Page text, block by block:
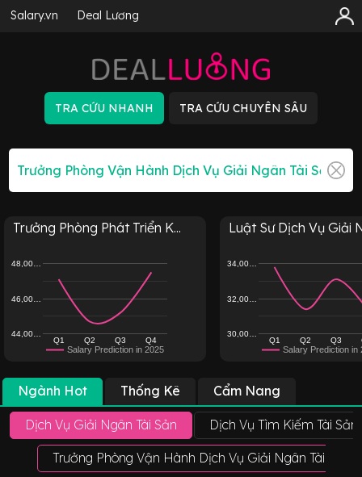
Salary.vn Deal Lương
Trưởng Phòng Phát Triển K...
Salary Prediction in 2025
Q1 Q2 Q3 Q4
44,00…
46,00…
48,00…
Luật Sư Dịch Vụ Giải
Salary Prediction in
Q1 Q2 Q3
30,00…
32,00…
34,00…
Ngành Hot Thống Kê Cẩm Nang
Dịch Vụ Giải Ngân Tài Sản Dịch Vụ Tìm Kiếm Tài
Trưởng Phòng Vận Hành Dịch Vụ Giải Ngân Tài Sản